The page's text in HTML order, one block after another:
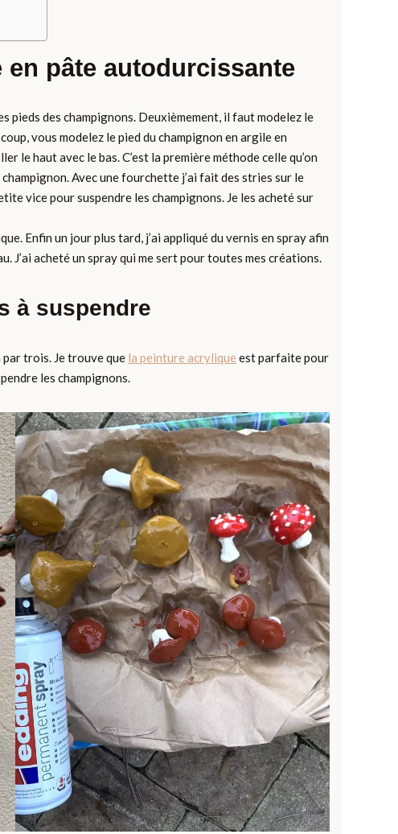
pâte autodurcissante
pieds des champignons. Deuxièmement, il faut modelez le
vous modelez le pied du champignon en argile en
haut avec le bas. C’est la première méthode celle qu’on
Avec une fourchette j’ai fait des stries sur le
vice pour suspendre les champignons. Je les acheté sur
Enfin un jour plus tard, j’ai appliqué du vernis en spray afin
J’ai acheté un spray qui me sert pour toutes mes créations.
à suspendre
trois. Je trouve que la peinture acrylique est parfaite pour
les champignons.